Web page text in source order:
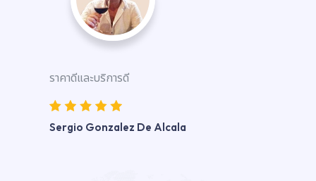
ราคาดีและบริการดี
Sergio Gonzalez De Alcala